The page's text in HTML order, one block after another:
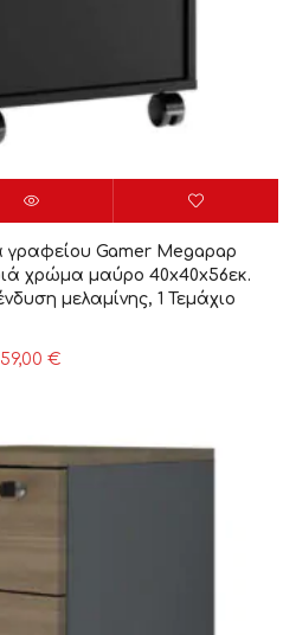
γραφείου Gamer Megapap
χρώμα μαύρο 40x40x56εκ.
μελαμίνης, 1 Τεμάχιο
59,00 €